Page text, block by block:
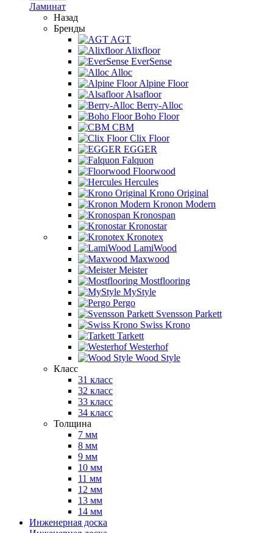
Ламинат
Назад
Бренды
AGT
Alixfloor
EverSense
Alloc
Alpine Floor
Alsafloor
Berry-Alloc
Boho Floor
CBM
Clix Floor
EGGER
Falquon
Floorwood
Hercules
Krono Original
Kronon Modern
Kronospan
Kronostar
Kronotex
LamiWood
Maxwood
Meister
Mostflooring
MyStyle
Pergo
Svensson Parkett
Swiss Krono
Tarkett
Westerhof
Wood Style
Класс
31 класс
32 класс
33 класс
34 класс
Толщина
7 мм
8 мм
9 мм
10 мм
11 мм
12 мм
13 мм
14 мм
Инженерная доска